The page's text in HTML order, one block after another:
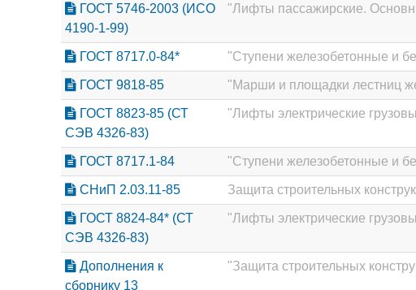
ГОСТ 5746-2003 (ИСО
4190-1-99)
"Лифты пассажирские.
ГОСТ 8717.0-84* "Ступени железобетонные и
ГОСТ 9818-85 "Марши и площадки лестниц
ГОСТ 8823-85 (СТ
СЭВ 4326-83)
"Лифты электрические
ГОСТ 8717.1-84 "Ступени железобетонные и
СНиП 2.03.11-85 Защита строительных
ГОСТ 8824-84* (СТ
СЭВ 4326-83)
"Лифты электрические
Дополнения к
сборнику 13
"Защита строительных